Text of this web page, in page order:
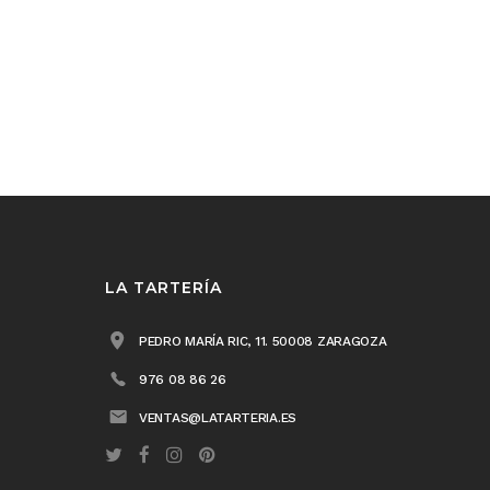
LA TARTERÍA
PEDRO MARÍA RIC, 11. 50008 ZARAGOZA
976 08 86 26
VENTAS@LATARTERIA.ES